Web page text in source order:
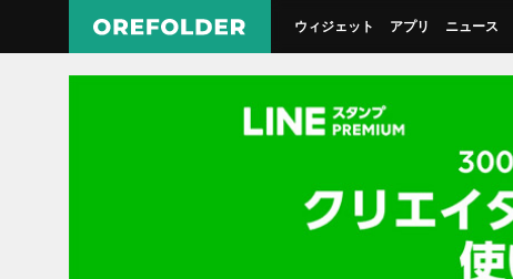
ウィジェット アプリ ニュース